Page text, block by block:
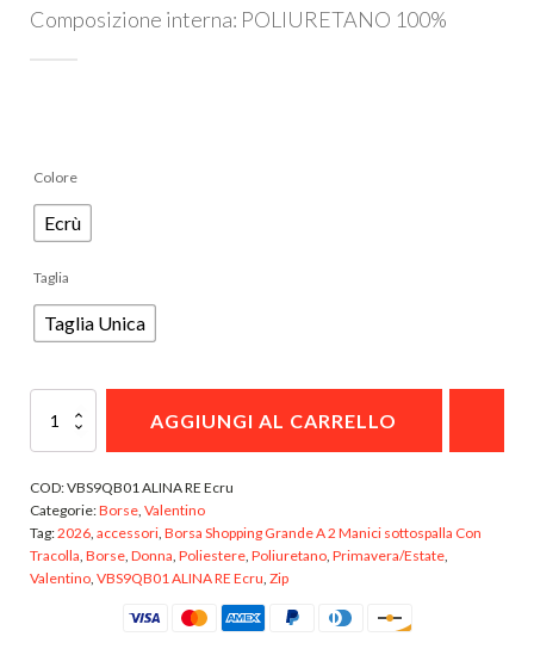
Composizione interna: POLIURETANO 100%
Colore
Ecrù
Taglia
Taglia Unica
VBS9QB01
ALINA
RE
Shopping
Grande
AGGIUNGI AL CARRELLO
COD:VBS9QB01 ALINA RE Ecru
Categorie:Borse, Valentino
Tag:2026, accessori, Borsa Shopping Grande A 2 Manici sottospalla Con
Tracolla, Borse, Donna, Poliestere, Poliuretano, Primavera/Estate,
Valentino, VBS9QB01 ALINA RE Ecru, Zip